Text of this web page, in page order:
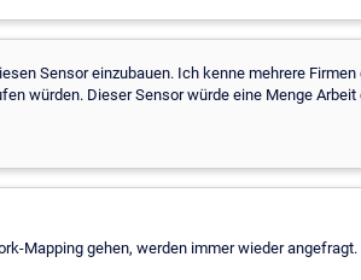
Sensor einzubauen. Ich kenne mehrere
würden. Dieser Sensor würde eine Menge
Mapping gehen, werden immer wieder